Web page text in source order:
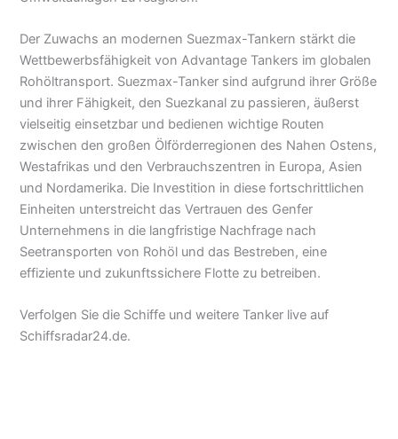
Der Zuwachs an modernen Suezmax-Tankern stärkt die
Wettbewerbsfähigkeit von Advantage Tankers im globalen
Rohöltransport. Suezmax-Tanker sind aufgrund ihrer Größe
und ihrer Fähigkeit, den Suezkanal zu passieren, äußerst
vielseitig einsetzbar und bedienen wichtige Routen
zwischen den großen Ölförderregionen des Nahen Ostens,
Westafrikas und den Verbrauchszentren in Europa, Asien
und Nordamerika. Die Investition in diese fortschrittlichen
Einheiten unterstreicht das Vertrauen des Genfer
Unternehmens in die langfristige Nachfrage nach
Seetransporten von Rohöl und das Bestreben, eine
effiziente und zukunftssichere Flotte zu betreiben.
Verfolgen Sie die Schiffe und weitere Tanker live auf
Schiffsradar24.de.